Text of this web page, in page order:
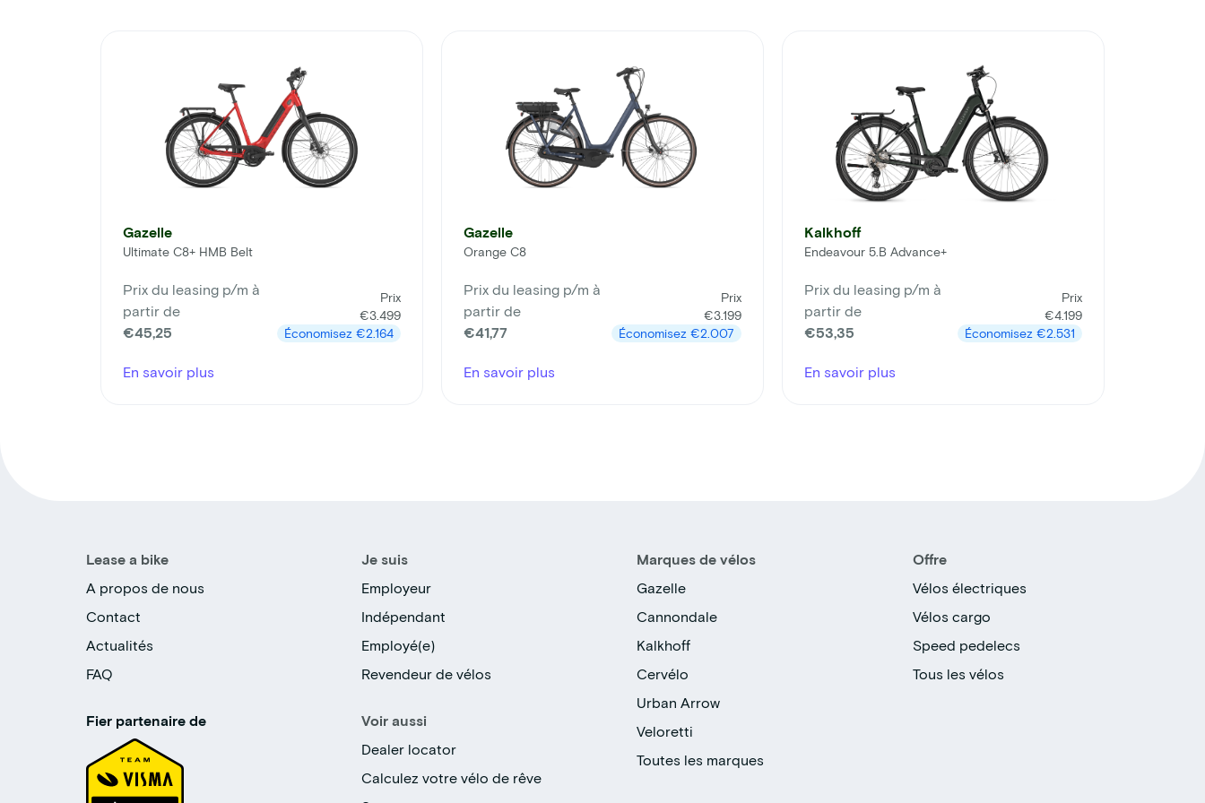
Gazelle
Ultimate C8+ HMB Belt
Prix du leasing p/m à
partir de
€45,25
Prix
€3.499
Économisez €2.164
En savoir plus
Gazelle
Orange C8
Prix du leasing p/m à
partir de
€41,77
Prix
€3.199
Économisez €2.007
En savoir plus
Kalkhoff
Endeavour 5.B Advance+
Prix du leasing p/m à
partir de
€53,35
Prix
€4.199
Économisez €2.531
En savoir plus
Lease a bike
A propos de nous
Contact
Actualités
FAQ
Fier partenaire de
Je suis
Employeur
Indépendant
Employé(e)
Revendeur de vélos
Voir aussi
Dealer locator
Calculez votre vélo de rêve
Marques de vélos
Gazelle
Cannondale
Kalkhoff
Cervélo
Urban Arrow
Veloretti
Toutes les marques
Offre
Vélos électriques
Vélos cargo
Speed pedelecs
Tous les vélos